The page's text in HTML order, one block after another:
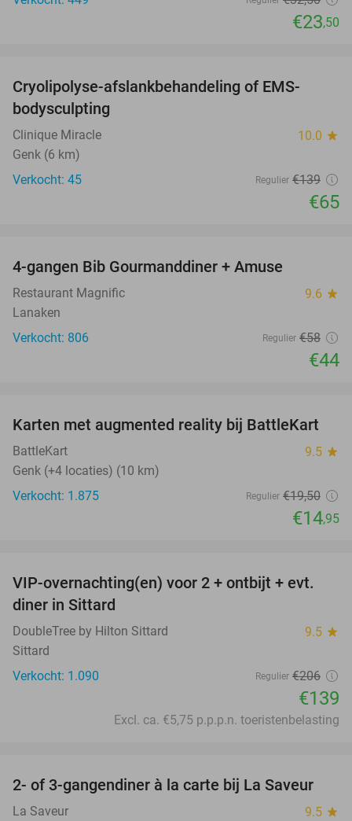
€23,50
Cryolipolyse-afslankbehandeling of EMS-
bodysculpting
Clinique Miracle 10.0 star
Genk (6 km)
Verkocht: 45
Regulier €139
€65
4-gangen Bib Gourmanddiner + Amuse
Restaurant Magnific 9.6 star
Lanaken
Verkocht: 806
Regulier €58
€44
23%
Karten met augmented reality bij BattleKart
BattleKart 9.5 star
Genk (+4 locaties) (10 km)
Verkocht: 1.875
Regulier €19,50
€14,95
33%
VIP-overnachting(en) voor 2 + ontbijt + evt.
diner in Sittard
DoubleTree by Hilton Sittard 9.5 star
Sittard
Verkocht: 1.090
Regulier €206
€139
Excl. ca. €5,75 p.p.p.n. toeristenbelasting
42%
2- of 3-gangendiner à la carte bij La Saveur
La Saveur 9.5 star